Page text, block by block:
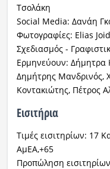
Τσολάκη
Social Media: Δανάη
Φωτογραφίες: Elias
Σχεδιασμός -
Ερμηνεύουν: Δήμητρα
Δημήτρης Μανδρινός,
Κοντακιώτης, Πέτρος
Εισιτήρια
Τιμές εισιτηρίων: 17
ΑμΕΑ,+65
Προπώληση